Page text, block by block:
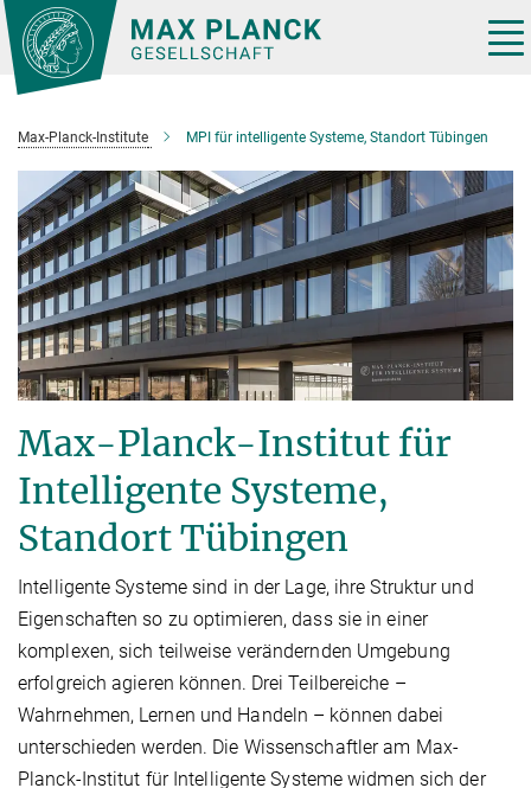
Hauptinhalt
Max-Planck-Institute MPI für intelligente Systeme, Standort Tübingen
Max-Planck-Institut für
Intelligente Systeme,
Standort Tübingen
Intelligente Systeme sind in der Lage, ihre Struktur und
Eigenschaften so zu optimieren, dass sie in einer
komplexen, sich teilweise verändernden Umgebung
erfolgreich agieren können. Drei Teilbereiche –
Wahrnehmen, Lernen und Handeln – können dabei
unterschieden werden. Die Wissenschaftler am Max-
Planck-Institut für Intelligente Systeme widmen sich der